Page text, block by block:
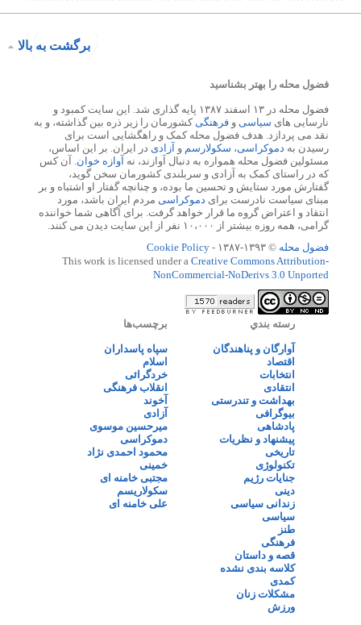
برگشت به بالا
فضول محله را بهتر بشناسید
فضول محله در ۱۳ اسفند ۱۳۸۷ پایه گذاری شد. این سایت کمبود و
نارسایی های سیاسی و فرهنگیکشورمان را زیر ذره بین گذاشته، و به
نقد می پردازد. هدف فضول محله کمک و راهگشایی است برای
رسیدن به دموکراسی، سکولارسم و آزادی در ایران. بر این اساس،
مسئولین فضول محله همواره به دنبال آوازند، نه آوازه خوان. آن کس
که در راستای کمک به آزادی و سربلندی کشورمان سخن گوید،
گفتارش مورد ستایش و تحسین ما بوده، و چنانچه گفتار او اشتباه و بر
مبنای سیاست نادرست برای دموکراسی مردم ایران باشد، مورد
انتقاد و اعتراض گروه ما قرار خواهد گرفت. برای آگاهی شما خواننده
گرامی، همه روزه بیشتر از ۱۰،۰۰۰ نفر از این سایت دیدن می کنند.
فضول محله © ۱۳۹۳-۱۳۸۷ -
Cookie Policy
This work is licensed under a Creative Commons Attribution-
NonCommercial-NoDerivs 3.0 Unported
رسته بندي
آوارگان و پناهندگان
اقتصاد
انتخابات
انتقادی
بهداشت و تندرستی
بیوگرافی
پادشاهی
پیشنهاد و نظریات
تاریخی
تکنولوژی
جنایات رژیم
دینی
زندانی سیاسی
سیاسی
طنز
فرهنگی
قصه و داستان
کلاسه بندی نشده
کمدی
مشکلات زنان
ورزش
برچسب‌ها
سپاه پاسداران
اسلام
خردگرائی
انقلاب فرهنگی
آخوند
آزادی
میرحسین موسوی
دموکراسی
محمود احمدی نژاد
خمینی
مجتبی خامنه ای
سکولاریسم
علی خامنه ای